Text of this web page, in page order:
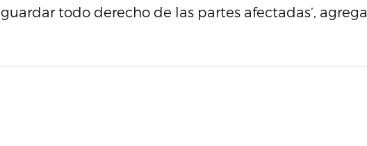
todo derecho de las partes afectadas’, agrega